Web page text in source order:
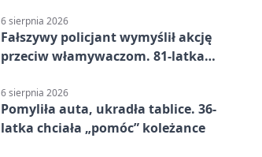
6 sierpnia 2026
Fałszywy policjant wymyślił akcję
przeciw włamywaczom. 81-latka
6 sierpnia 2026
Pomyliła auta, ukradła tablice. 36-
latka chciała „pomóc” koleżance